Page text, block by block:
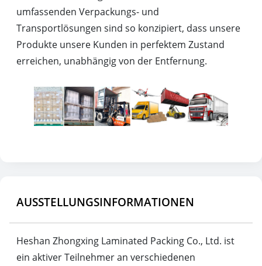
umfassenden Verpackungs- und
Transportlösungen sind so konzipiert, dass unsere
Produkte unsere Kunden in perfektem Zustand
erreichen, unabhängig von der Entfernung.
AUSSTELLUNGSINFORMATIONEN
Heshan Zhongxing Laminated Packing Co., Ltd. ist
ein aktiver Teilnehmer an verschiedenen